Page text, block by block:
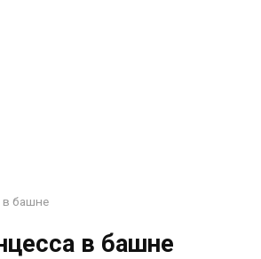
в башне
в башне